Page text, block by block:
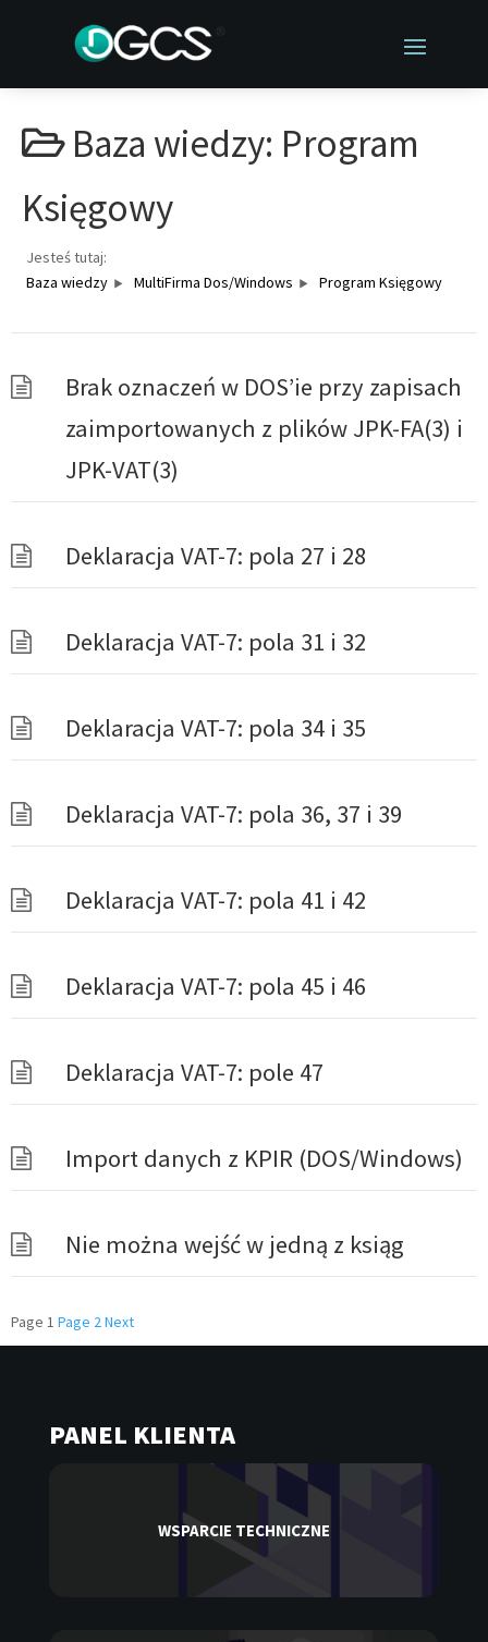
Baza wiedzy: Program
Księgowy
Jesteś tutaj:
Baza wiedzy
MultiFirma Dos/Windows Program Księgowy
Brak oznaczeń w DOS’ie przy zapisach
zaimportowanych z plików JPK-FA(3) i
JPK-VAT(3)
Deklaracja VAT-7: pola 27 i 28
Deklaracja VAT-7: pola 31 i 32
Deklaracja VAT-7: pola 34 i 35
Deklaracja VAT-7: pola 36, 37 i 39
Deklaracja VAT-7: pola 41 i 42
Deklaracja VAT-7: pola 45 i 46
Deklaracja VAT-7: pole 47
Import danych z KPIR (DOS/Windows)
Nie można wejść w jedną z ksiąg
Nawigacja
po
Page 1 Page 2Next
PANEL KLIENTA
WSPARCIE TECHNICZNE